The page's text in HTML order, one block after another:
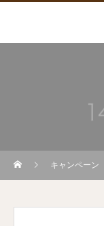
キャンペーン